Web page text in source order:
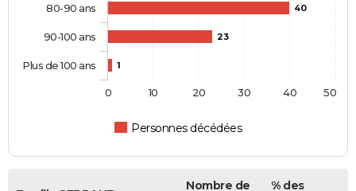
40
23
1
Personnes décédées
80-90 ans
90-100 ans
Plus de 100 ans
0 10 20 30 40 50
Nombre de
% des